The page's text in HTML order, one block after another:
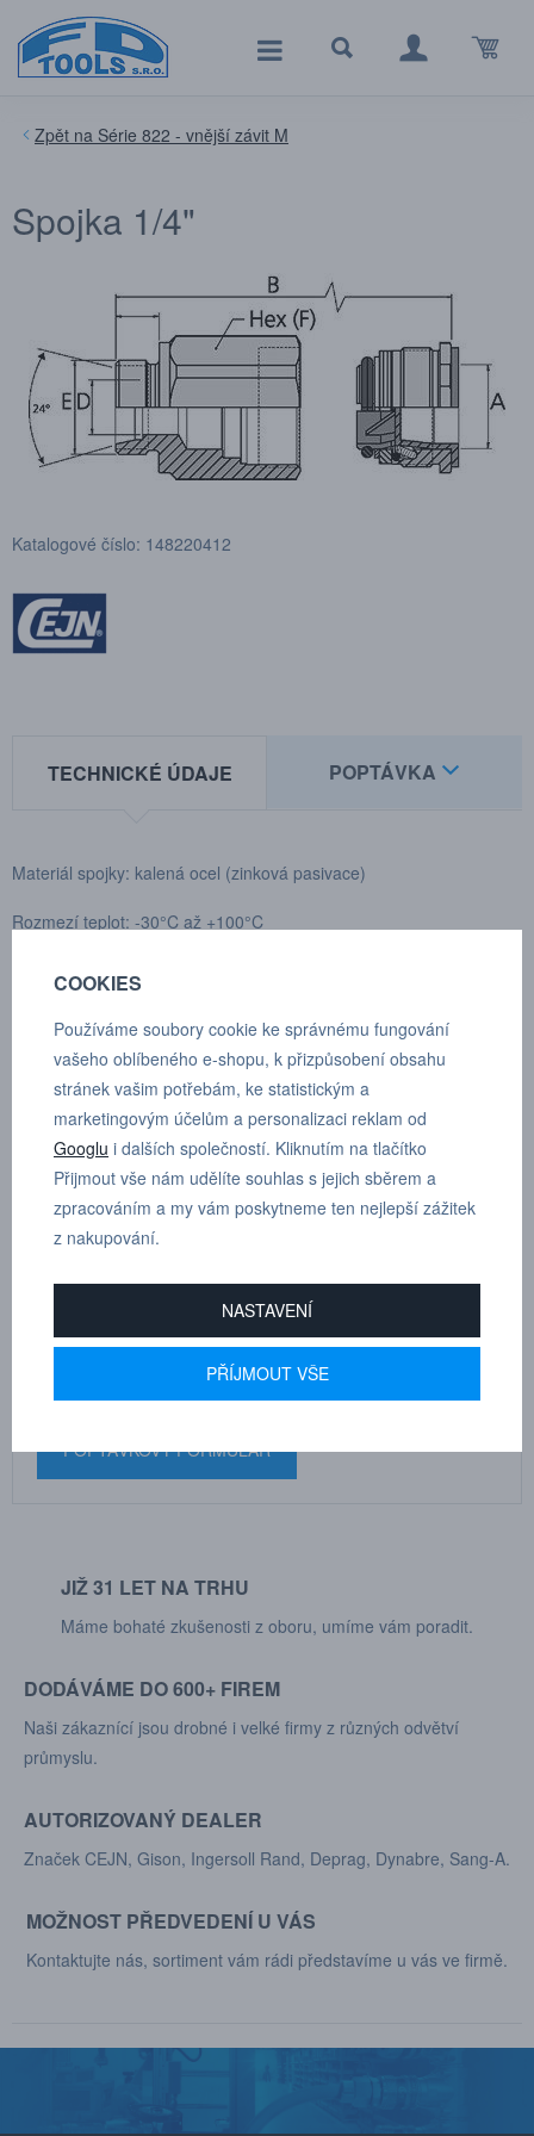
Série 822 - vnější závit M
Spojka 1/4"
Katalogové číslo: 148220412
TECHNICKÉ ÚDAJE POPTÁVKA
Materiál spojky: kalená ocel (zinková pasivace)
Rozmezí teplot: -30°C až +100°C
Zakončení: M12x1,5
Max. pracovní tlak: 250 bar
Rozměry součásti: A 17 mm, B 33,5 mm, C 10 mm, D 4 mm, F 22
DRHOLEC
technické poradenství
+420 731 517 942
POPTÁVKOVÝ FORMULÁŘ
JIŽ 31 LET NA TRHU
Máme bohaté zkušenosti z oboru, umíme vám poradit.
DODÁVÁME DO 600+ FIREM
Naši zákaznící jsou drobné i velké firmy z různých odvětví
průmyslu.
AUTORIZOVANÝ DEALER
Značek CEJN, Gison, Ingersoll Rand, Deprag, Dynabre, Sang-A.
MOŽNOST PŘEDVEDENÍ U VÁS
Kontaktujte nás, sortiment vám rádi představíme u vás ve firmě.
COOKIES
Používáme soubory cookie ke správnému fungování
vašeho oblíbeného e-shopu, k přizpůsobení obsahu
stránek vašim potřebám, ke statistickým a
marketingovým účelům a personalizaci reklam od
Googlu i dalších společností. Kliknutím na tlačítko
Přijmout vše nám udělíte souhlas s jejich sběrem a
zpracováním a my vám poskytneme ten nejlepší zážitek
z nakupování.
NASTAVENÍ
PŘÍJMOUT VŠE